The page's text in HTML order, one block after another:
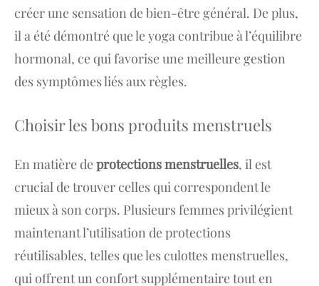
créer une sensation de bien-être général. De plus,
il a été démontré que le yoga contribue à l’équilibre
hormonal, ce qui favorise une meilleure gestion
des symptômes liés aux règles.
Choisir les bons produits menstruels
En matière deprotections menstruelles, il est
crucial de trouver celles qui correspondent le
mieux à son corps. Plusieurs femmes privilégient
maintenant l’utilisation de protections
réutilisables, telles que les culottes menstruelles,
qui offrent un confort supplémentaire tout en